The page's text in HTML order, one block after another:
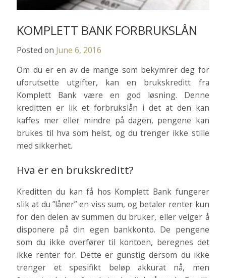
KOMPLETT BANK FORBRUKSLÅN
Posted on June 6, 2016
Om du er en av de mange som bekymrer deg for
uforutsette utgifter, kan en brukskreditt fra
Komplett Bank være en god løsning. Denne
kreditten er lik et forbrukslån i det at den kan
kaffes mer eller mindre på dagen, pengene kan
brukes til hva som helst, og du trenger ikke stille
med sikkerhet.
Hva er en brukskreditt?
Kreditten du kan få hos Komplett Bank fungerer
slik at du ”låner” en viss sum, og betaler renter kun
for den delen av summen du bruker, eller velger å
disponere på din egen bankkonto. De pengene
som du ikke overfører til kontoen, beregnes det
ikke renter for. Dette er gunstig dersom du ikke
trenger et spesifikt beløp akkurat nå, men